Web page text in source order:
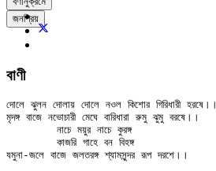
জনপ্রিয়
বাণী
দোলে ঝুলন দোলায় দোলে নওল কিশোর গিরিধারী হরষে।।
মৃদঙ্গ বাজে নভোচারী মেঘে বারিধারা রুমু ঝুমু বরষে।।